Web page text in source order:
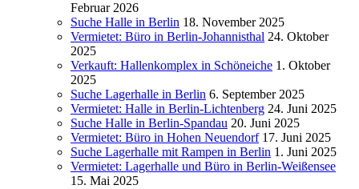
Februar 2026
Suche Halle in Berlin 18. November 2025
Vermietet: Büro in Berlin-Johannisthal 24. Oktober
2025
Verkauft: Hallenkomplex in Schöneiche 1. Oktober
2025
Suche Lagerhalle in Berlin 6. September 2025
Vermietet: Halle in Berlin-Lichtenberg 24. Juni 2025
Suche Halle in Berlin-Spandau 20. Juni 2025
Vermietet: Büro in Hohen Neuendorf 17. Juni 2025
Suche Lagerhalle mit Rampen in Berlin 1. Juni 2025
Vermietet: Lagerhalle und Büro in Berlin-Weißensee
15. Mai 2025